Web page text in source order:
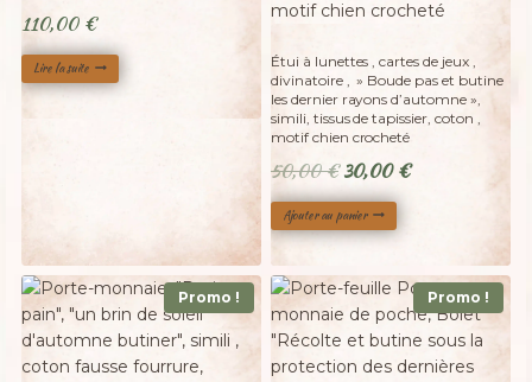
110,00 €
Lire la suite
Étui à lunettes , cartes de jeux ,
divinatoire , » Boude pas et butine
les dernier rayons d’automne »,
simili, tissus de tapissier, coton ,
motif chien crocheté
50,00€ Le
prix
initial
50,00 €.
30,00€Le
30,00 €.
Ajouter au panier
Promo ! Promo !